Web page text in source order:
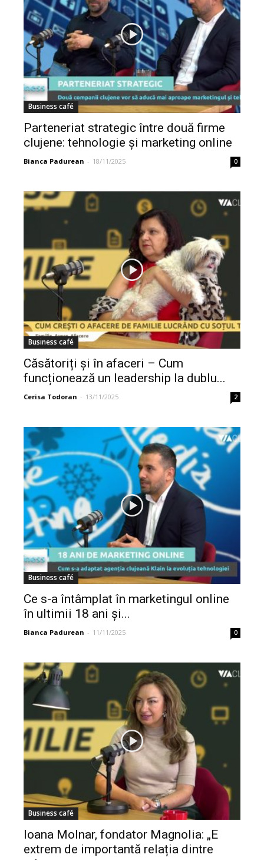
Business café
Parteneriat strategic între două firme
clujene: tehnologie și marketing online
pentru...
Bianca Padurean - 18/11/2025 0
Business café
Căsătoriți și în afaceri – Cum
funcționează un leadership la dublu...
Cerisa Todoran - 13/11/2025 2
Business café
Ce s-a întâmplat în marketingul online
în ultimii 18 ani și...
Bianca Padurean - 11/11/2025 0
Business café
Ioana Molnar, fondator Magnolia: „E
extrem de importantă relația dintre